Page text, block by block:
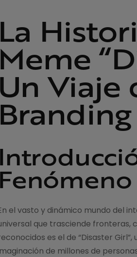
La
Meme
Un Viaje
Branding
el vasto y dinámico mundo del
que trasciende fronteras,
es el de “Disaster
de millones de